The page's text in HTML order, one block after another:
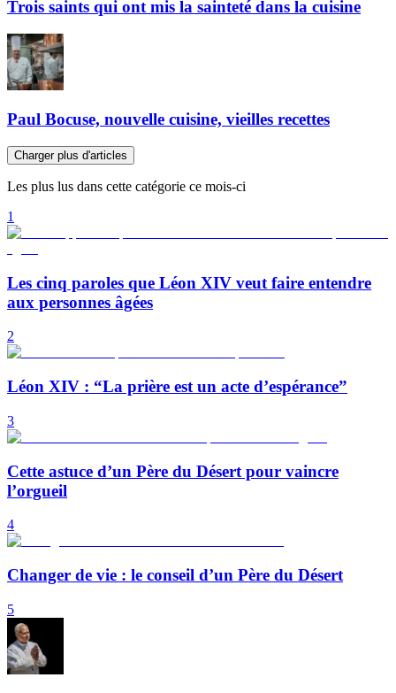
Trois saints qui ont mis la sainteté dans la cuisine
Paul Bocuse, nouvelle cuisine, vieilles recettes
Charger plus d'articles
Les plus lus dans cette catégorie ce mois-ci
1
Les cinq paroles que Léon XIV veut faire entendre
aux personnes âgées
2
Léon XIV : “La prière est un acte d’espérance”
3
Cette astuce d’un Père du Désert pour vaincre
l’orgueil
4
Changer de vie : le conseil d’un Père du Désert
5